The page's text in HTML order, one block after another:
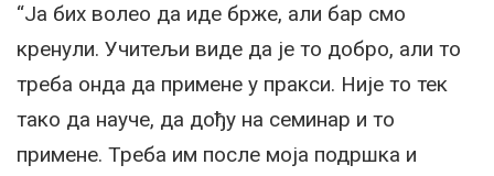
“Ја бих волео да иде брже, али бар смо
кренули. Учитељи виде да је то добро, али то
треба онда да примене у пракси. Није то тек
тако да науче, да дођу на семинар и то
примене. Треба им после моја подршка и